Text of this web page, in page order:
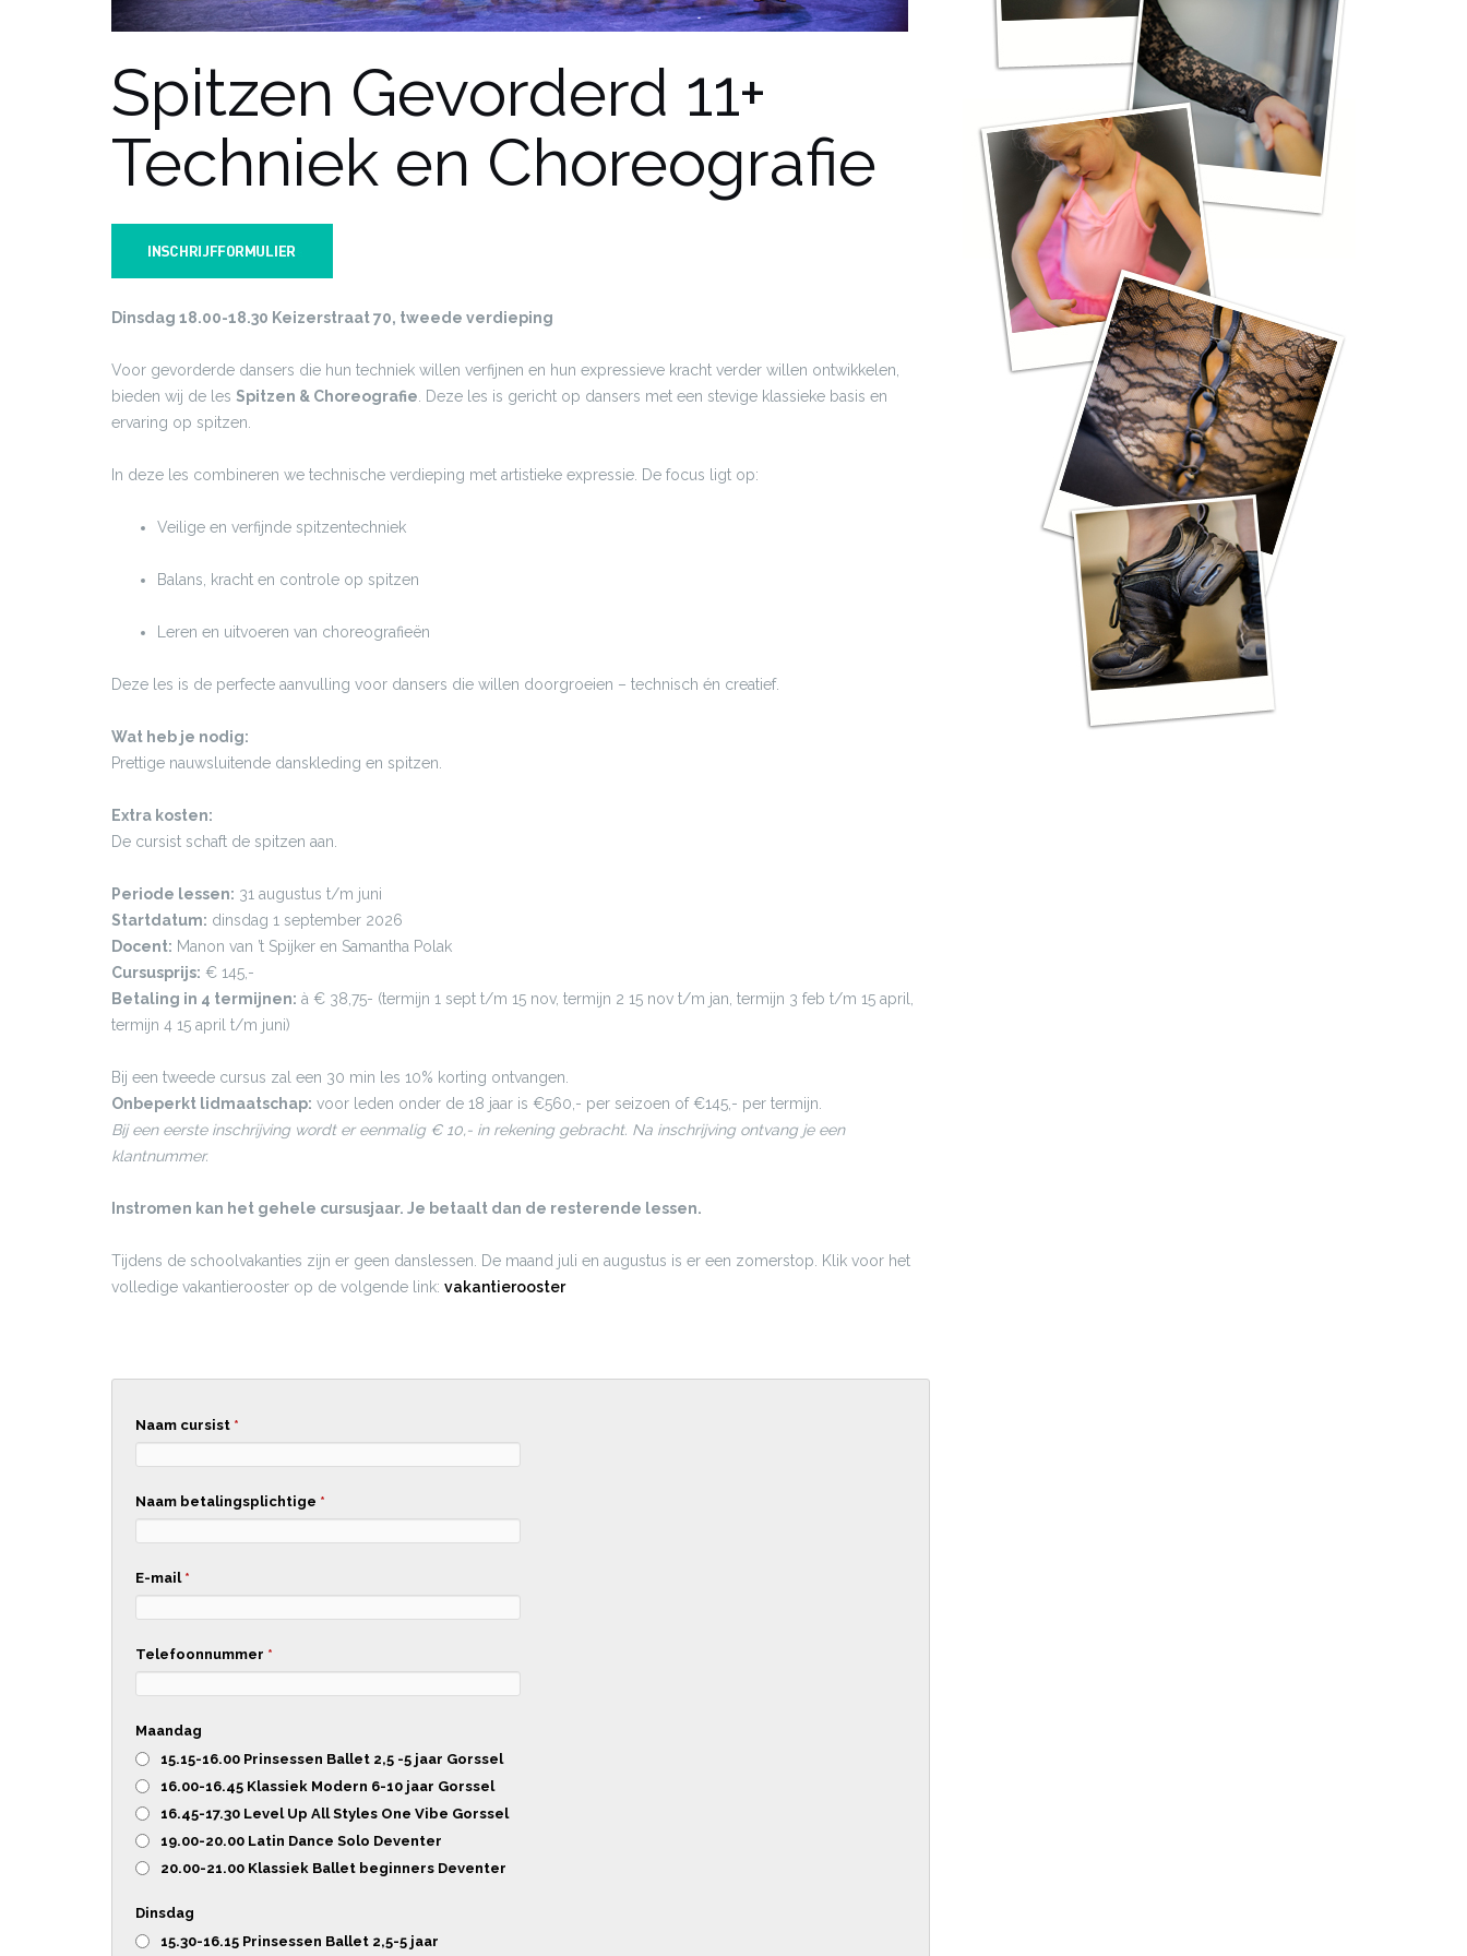
Spitzen Gevorderd 11+
Techniek en Choreografie
Dinsdag 18.00-18.30 Keizerstraat 70, tweede verdieping
Voor gevorderde dansers die hun techniek willen verfijnen en hun expressieve kracht verder willen ontwikkelen,
bieden wij de les Spitzen & Choreografie . Deze les is gericht op dansers met een stevige klassieke basis en
ervaring op spitzen.
In deze les combineren we technische verdieping met artistieke expressie. De focus ligt op:
Veilige en verfijnde spitzentechniek
Balans, kracht en controle op spitzen
Leren en uitvoeren van choreografieën
Deze les is de perfecte aanvulling voor dansers die willen doorgroeien – technisch én creatief.
Wat heb je nodig:
Prettige nauwsluitende danskleding en spitzen.
Extra kosten:
De cursist schaft de spitzen aan.
Periode lessen: 31 augustus t/m juni
Startdatum: dinsdag 1 september 2026
Docent: Manon van ’t Spijker en Samantha Polak
Cursusprijs: € 145,-
Betaling in 4 termijnen: à € 38,75- (termijn 1 sept t/m 15 nov, termijn 2 15 nov t/m jan, termijn 3 feb t/m 15 april,
termijn 4 15 april t/m juni)
Bij een tweede cursus zal een 30 min les 10% korting ontvangen.
Onbeperkt lidmaatschap: voor leden onder de 18 jaar is €560,- per seizoen of €145,- per termijn.
Bij een eerste inschrijving wordt er eenmalig € 10,- in rekening gebracht. Na inschrijving ontvang je een
klantnummer.
Instromen kan het gehele cursusjaar. Je betaalt dan de resterende lessen.
Tijdens de schoolvakanties zijn er geen danslessen. De maand juli en augustus is er een zomerstop. Klik voor het
volledige vakantierooster op de volgende link: vakantierooster
Naam cursist *
Naam betalingsplichtige *
E-mail *
Telefoonnummer *
Maandag
15.15-16.00 Prinsessen Ballet 2,5 -5 jaar Gorssel
16.00-16.45 Klassiek Modern 6-10 jaar Gorssel
16.45-17.30 Level Up All Styles One Vibe Gorssel
19.00-20.00 Latin Dance Solo Deventer
20.00-21.00 Klassiek Ballet beginners Deventer
Dinsdag
15.30-16.15 Prinsessen Ballet 2,5-5 jaar